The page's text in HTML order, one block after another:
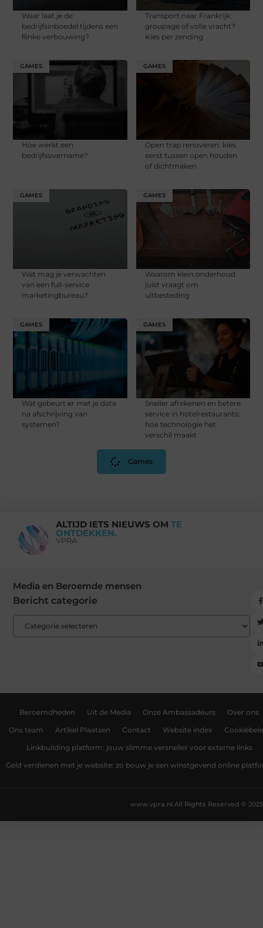
Waar laat je de
bedrijfsinboedel tijdens een
flinke verbouwing?
Transport naar Frankrijk:
groupage of volle vracht?
Kies per zending
GAMES
Hoe werkt een
bedrijfsovername?
GAMES
Open trap renoveren: kies
eerst tussen open houden
of dichtmaken
GAMES
Wat mag je verwachten
van een full-service
marketingbureau?
GAMES
Waarom klein onderhoud
juist vraagt om
uitbesteding
GAMES
Wat gebeurt er met je data
na afschrijving van
systemen?
GAMES
Sneller afrekenen en betere
service in hotelrestaurants:
hoe technologie het
verschil maakt
Games
ALTIJD IETS NIEUWS OM TE
ONTDEKKEN.
VPRA
Media en Beroemde mensen
Bericht categorie
Beroemdheden Uit de Media Onze Ambassadeurs Over ons
Ons team Artikel Plaatsen Contact Website index
Linkbuilding platform: jouw slimme versneller voor externe links
Geld verdienen met je website: zo bouw je een winstgevend online
All Rights Reserved © 2025
www.vpra.nl.